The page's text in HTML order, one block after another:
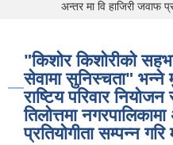
अन्तर मा वि हाजिरी जवाफ
"किशाेर किशाेरीकाे
सेवामा सुनिस्चता" भन्ने
राष्टिय परिवार
तिलाेत्तमा
प्रतियाेगीता सम्पन्न गरि